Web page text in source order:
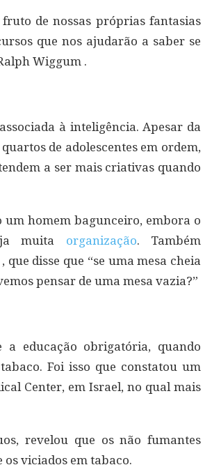
de nossas próprias fantasias
que nos ajudarão a saber se
Wiggum .
à inteligência. Apesar da
de adolescentes em ordem,
a ser mais criativas quando
homem bagunceiro, embora o
muita organização. Também
disse que “se uma mesa cheia
pensar de uma mesa vazia?”
a educação obrigatória, quando
Foi isso que constatou um
Center, em Israel, no qual mais
revelou que os não fumantes
viciados em tabaco.